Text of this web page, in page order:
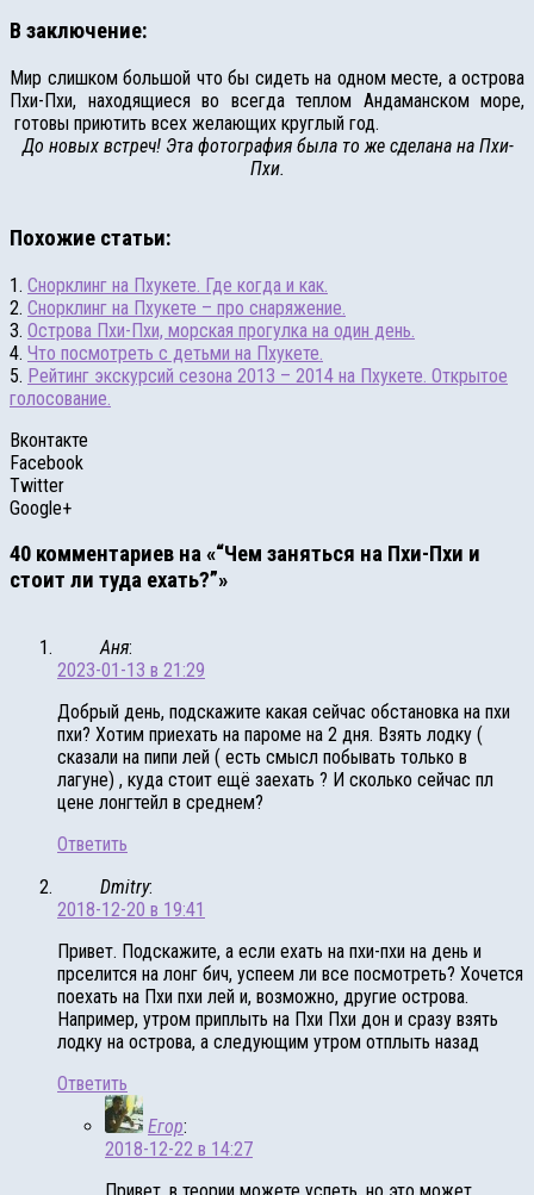
В заключение:
Мир слишком большой что бы сидеть на одном месте, а острова
Пхи-Пхи, находящиеся во всегда теплом Андаманском море,
готовы приютить всех желающих круглый год.
До новых встреч! Эта фотография была то же сделана на Пхи-
Пхи.
Похожие статьи:
1. Снорклинг на Пхукете. Где когда и как.
2. Снорклинг на Пхукете – про снаряжение.
3. Острова Пхи-Пхи, морская прогулка на один день.
4. Что посмотреть с детьми на Пхукете.
5. Рейтинг экскурсий сезона 2013 – 2014 на Пхукете. Открытое
голосование.
Вконтакте
Facebook
Twitter
Google+
40 комментариев на «“Чем заняться на Пхи-Пхи и
стоит ли туда ехать?”»
Аня:
2023-01-13 в 21:29
Добрый день, подскажите какая сейчас обстановка на пхи
пхи? Хотим приехать на пароме на 2 дня. Взять лодку (
сказали на пипи лей ( есть смысл побывать только в
лагуне) , куда стоит ещё заехать ? И сколько сейчас пл
цене лонгтейл в среднем?
Ответить
Dmitry:
2018-12-20 в 19:41
Привет. Подскажите, а если ехать на пхи-пхи на день и
прселится на лонг бич, успеем ли все посмотреть? Хочется
поехать на Пхи пхи лей и, возможно, другие острова.
Например, утром приплыть на Пхи Пхи дон и сразу взять
лодку на острова, а следующим утром отплыть назад
Ответить
Егор:
2018-12-22 в 14:27